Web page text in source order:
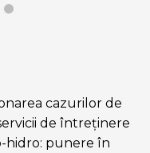
cazurilor de
de întreținere
punere în